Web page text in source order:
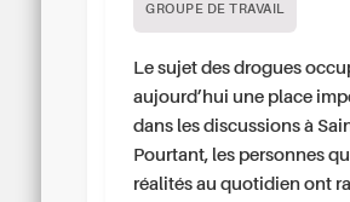
GROUPE DE TRAVAIL
Le sujet des drogues
aujourd’hui une place
dans les discussions à
Pourtant, les personnes
réalités au quotidien ont